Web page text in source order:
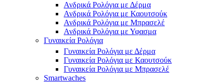
Ανδρικά Ρολόγια με Δέρμα
Ανδρικά Ρολόγια με Καουτσούκ
Ανδρικά Ρολόγια με Μπρασελέ
Ανδρικά Ρολόγια με Υφασμα
Γυναικεία Ρολόγια
Γυναικεία Ρολόγια με Δέρμα
Γυναικεία Ρολόγια με Καουτσούκ
Γυναικεία Ρολόγια με Μπρασελέ
Smartwaches